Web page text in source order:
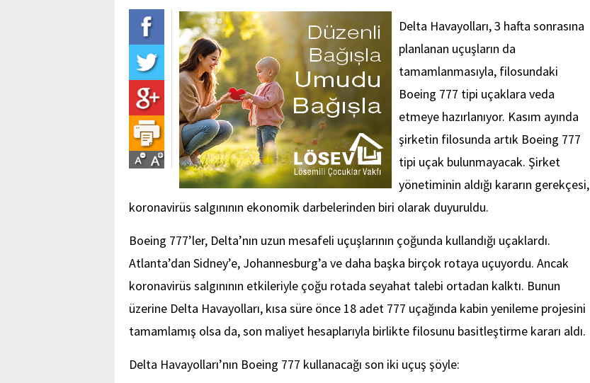
Delta Havayolları, 3 hafta sonrasına
planlanan uçuşların da
tamamlanmasıyla, filosundaki
Boeing 777 tipi uçaklara veda
etmeye hazırlanıyor. Kasım ayında
şirketin filosunda artık Boeing 777
tipi uçak bulunmayacak. Şirket
yönetiminin aldığı kararın gerekçesi,
koronavirüs salgınının ekonomik darbelerinden biri olarak duyuruldu.
Boeing 777’ler, Delta’nın uzun mesafeli uçuşlarının çoğunda kullandığı uçaklardı.
Atlanta’dan Sidney’e, Johannesburg’a ve daha başka birçok rotaya uçuyordu. Ancak
koronavirüs salgınının etkileriyle çoğu rotada seyahat talebi ortadan kalktı. Bunun
üzerine Delta Havayolları, kısa süre önce 18 adet 777 uçağında kabin yenileme projesini
tamamlamış olsa da, son maliyet hesaplarıyla birlikte filosunu basitleştirme kararı aldı.
Delta Havayolları’nın Boeing 777 kullanacağı son iki uçuş şöyle: